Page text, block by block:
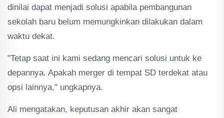
dinilai dapat menjadi solusi apabila pembangunan
sekolah baru belum memungkinkan dilakukan dalam
waktu dekat.
"Tetap saat ini kami sedang mencari solusi untuk ke
depannya. Apakah merger di tempat SD terdekat atau
opsi lainnya," ungkapnya.
Ali mengatakan, keputusan akhir akan sangat